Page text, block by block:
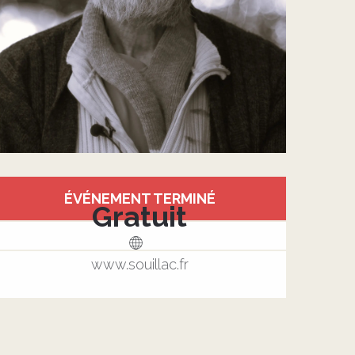
et
ÉVÉNEMENT TERMINÉ
Gratuit
www.souillac.fr